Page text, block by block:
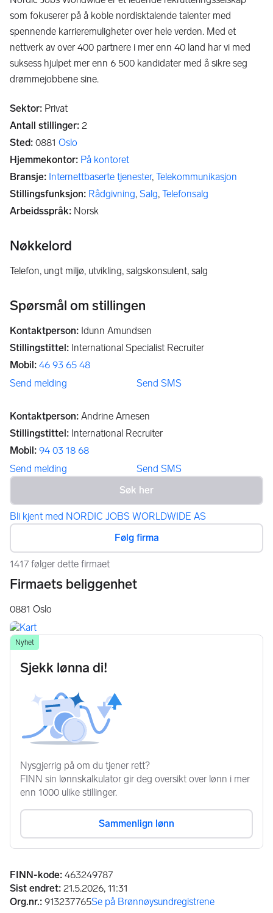
som fokuserer på å koble nordisktalende talenter med
spennende karrieremuligheter over hele verden. Med et
nettverk av over 400 partnere i mer enn 40 land har vi med
suksess hjulpet mer enn 6 500 kandidater med å sikre seg
drømmejobbene sine.
Sektor: Privat
Antall stillinger: 2
Sted: 0881 Oslo
Hjemmekontor: På kontoret
Bransje: Internettbaserte tjenester, Telekommunikasjon
Stillingsfunksjon: Rådgivning, Salg, Telefonsalg
Arbeidsspråk: Norsk
Nøkkelord
telefon, ungt miljø, utvikling, salgskonsulent, salg
Spørsmål om stillingen
Kontaktperson: Idunn Amundsen
Stillingstittel: International Specialist Recruiter
Mobil: 46 93 65 48
Send melding
Send SMS
Kontaktperson: Andrine Arnesen
Stillingstittel: International Recruiter
Mobil: 94 03 18 68
Send melding
Send SMS
Bli kjent med NORDIC JOBS WORLDWIDE AS
Følg firma
1417 følger dette firmaet
Firmaets beliggenhet
0881 Oslo
Annonseinformasjon
FINN-kode: 463249787
Sist endret: 21.5.2026, 11:31
Org.nr.: 913237765Se på Brønnøysundregistrene
(åpnes i ny fane)